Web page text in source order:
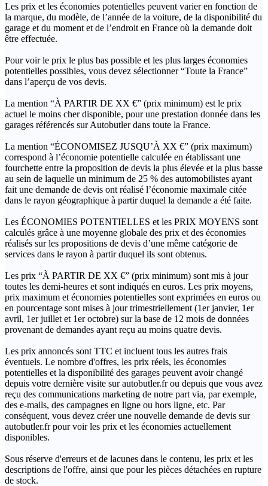
Les prix et les économies potentielles peuvent varier en fonction de
la marque, du modèle, de l’année de la voiture, de la disponibilité du
garage et du moment et de l’endroit en France où la demande doit
être effectuée.
Pour voir le prix le plus bas possible et les plus larges économies
potentielles possibles, vous devez sélectionner “Toute la France”
dans l’aperçu de vos devis.
La mention “À PARTIR DE XX €” (prix minimum) est le prix
actuel le moins cher disponible, pour une prestation donnée dans les
garages référencés sur Autobutler dans toute la France.
La mention “ÉCONOMISEZ JUSQU’À XX €” (prix maximum)
correspond à l’économie potentielle calculée en établissant une
fourchette entre la proposition de devis la plus élevée et la plus basse
au sein de laquelle un minimum de 25 % des automobilistes ayant
fait une demande de devis ont réalisé l’économie maximale citée
dans le rayon géographique à partir duquel la demande a été faite.
Les ÉCONOMIES POTENTIELLES et les PRIX MOYENS sont
calculés grâce à une moyenne globale des prix et des économies
réalisés sur les propositions de devis d’une même catégorie de
services dans le rayon à partir duquel ils sont obtenus.
Les prix “À PARTIR DE XX €” (prix minimum) sont mis à jour
toutes les demi-heures et sont indiqués en euros. Les prix moyens,
prix maximum et économies potentielles sont exprimées en euros ou
en pourcentage sont mises à jour trimestriellement (1er janvier, 1er
avril, 1er juillet et 1er octobre) sur la base de 12 mois de données
provenant de demandes ayant reçu au moins quatre devis.
Les prix annoncés sont TTC et incluent tous les autres frais
éventuels. Le nombre d'offres, les prix réels, les économies
potentielles et la disponibilité des garages peuvent avoir changé
depuis votre dernière visite sur autobutler.fr ou depuis que vous avez
reçu des communications marketing de notre part via, par exemple,
des e-mails, des campagnes en ligne ou hors ligne, etc. Par
conséquent, vous devez créer une nouvelle demande de devis sur
autobutler.fr pour voir les prix et les économies actuellement
disponibles.
Sous réserve d'erreurs et de lacunes dans le contenu, les prix et les
descriptions de l'offre, ainsi que pour les pièces détachées en rupture
de stock.